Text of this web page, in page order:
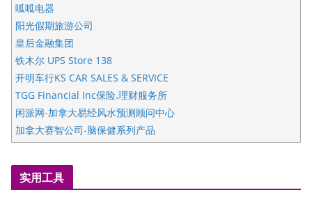
呱呱电器
阳光假期旅游公司
皇后金融集团
铁木尔 UPS Store 138
开明车行KS CAR SALES & SERVICE
TGG Financial Inc保险.理财服务所
闲派网-加拿大易经风水预测顾问中心
加拿大赛智公司-脑保健系列产品
国际注册执业营养师公会
爱德华连锁酒店万锦分店
实用工具